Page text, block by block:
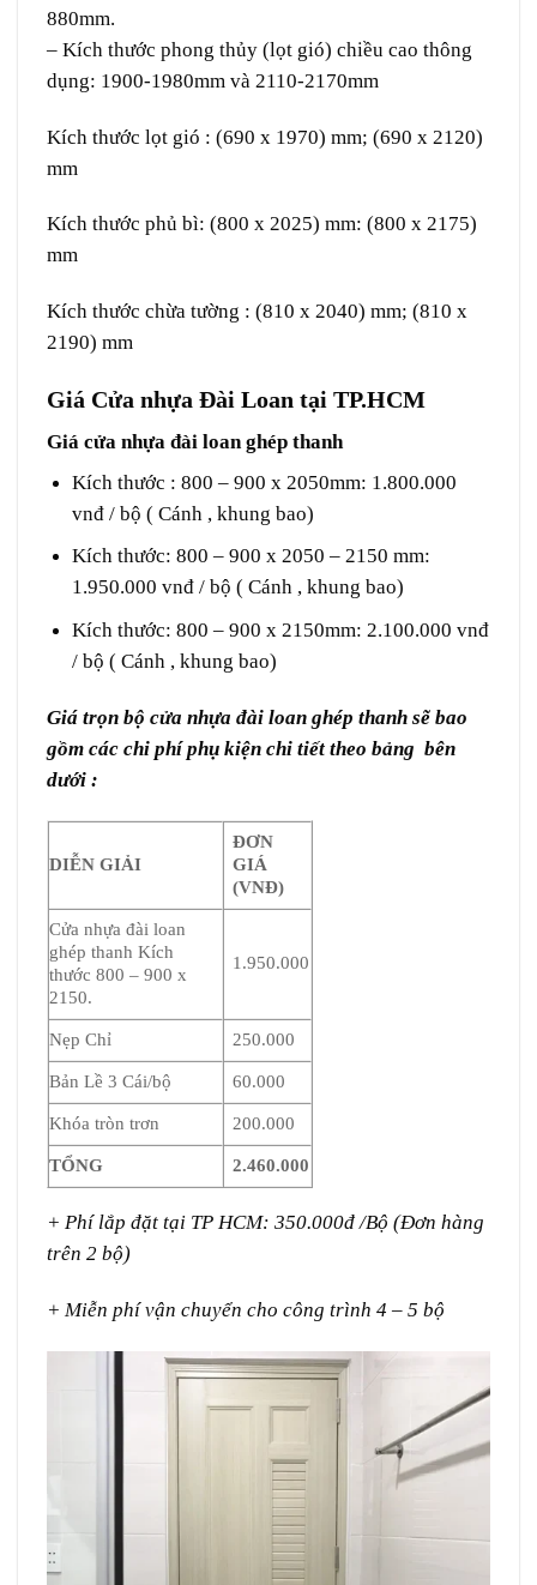
880mm.
– Kích thước phong thủy (lọt gió) chiều cao thông
dụng: 1900-1980mm và 2110-2170mm
Kích thước lọt gió : (690 x 1970) mm; (690 x 2120)
mm
Kích thước phủ bì: (800 x 2025) mm: (800 x 2175)
mm
Kích thước chừa tường : (810 x 2040) mm; (810 x
2190) mm
Giá Cửa nhựa Đài Loan tại TP.HCM
Giá cửa nhựa đài loan ghép thanh
Kích thước : 800 – 900 x 2050mm: 1.800.000
vnđ / bộ ( Cánh , khung bao)
Kích thước: 800 – 900 x 2050 – 2150 mm:
1.950.000 vnđ / bộ ( Cánh , khung bao)
Kích thước: 800 – 900 x 2150mm: 2.100.000 vnđ
/ bộ ( Cánh , khung bao)
Giá trọn bộ cửa nhựa đài loan ghép thanh sẽ bao
gồm các chi phí phụ kiện chi tiết theo bảng bên
dưới :
DIỄN GIẢI
ĐƠN
GIÁ
(VNĐ)
Cửa nhựa đài loan
ghép thanh Kích
thước 800 – 900 x
2150.
1.950.000
Nẹp Chỉ 250.000
Bản Lề 3 Cái/bộ 60.000
Khóa tròn trơn 200.000
TỔNG 2.460.000
+ Phí lắp đặt tại TP HCM: 350.000đ /Bộ (Đơn hàng
trên 2 bộ)
+ Miễn phí vận chuyển cho công trình 4 – 5 bộ